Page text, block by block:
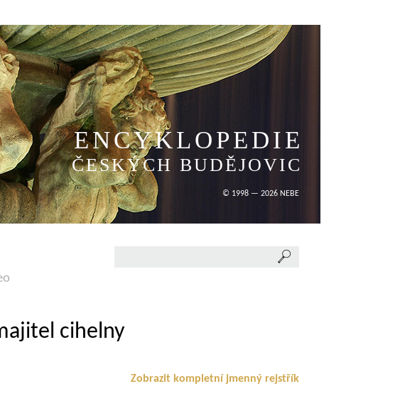
ENCYKLOPEDIE
ČESKÝCH BUDĚJOVIC
© 1998 — 2026 NEBE
cihelny
Zobrazit kompletní jmenný rejstřík